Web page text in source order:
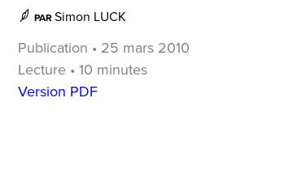
PAR Simon LUCK
Publication • 25 mars 2010
Lecture • 10 minutes
Version PDF